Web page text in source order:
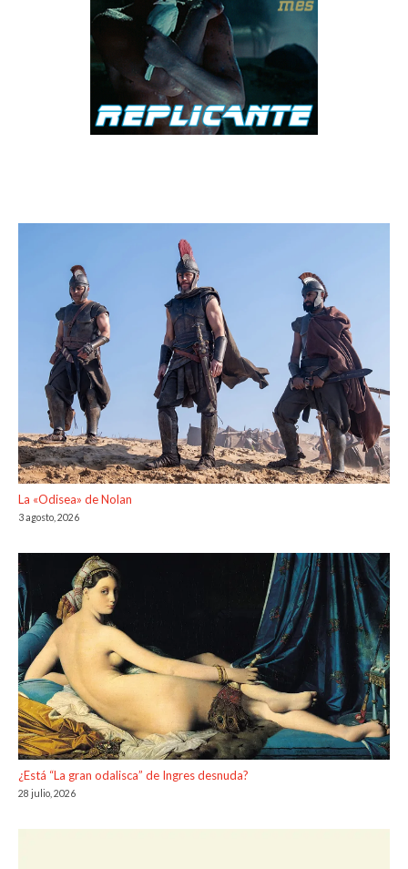
La «Odisea» de Nolan
3 agosto, 2026
¿Está “La gran odalisca” de Ingres desnuda?
28 julio, 2026